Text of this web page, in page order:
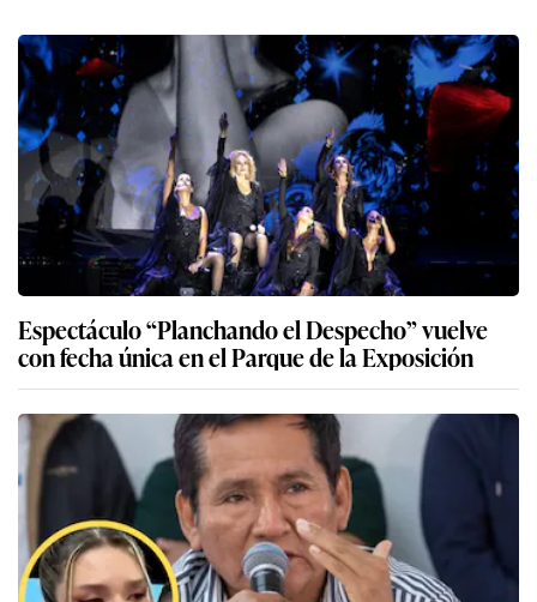
Espectáculo “Planchando el Despecho” vuelve
con fecha única en el Parque de la Exposición